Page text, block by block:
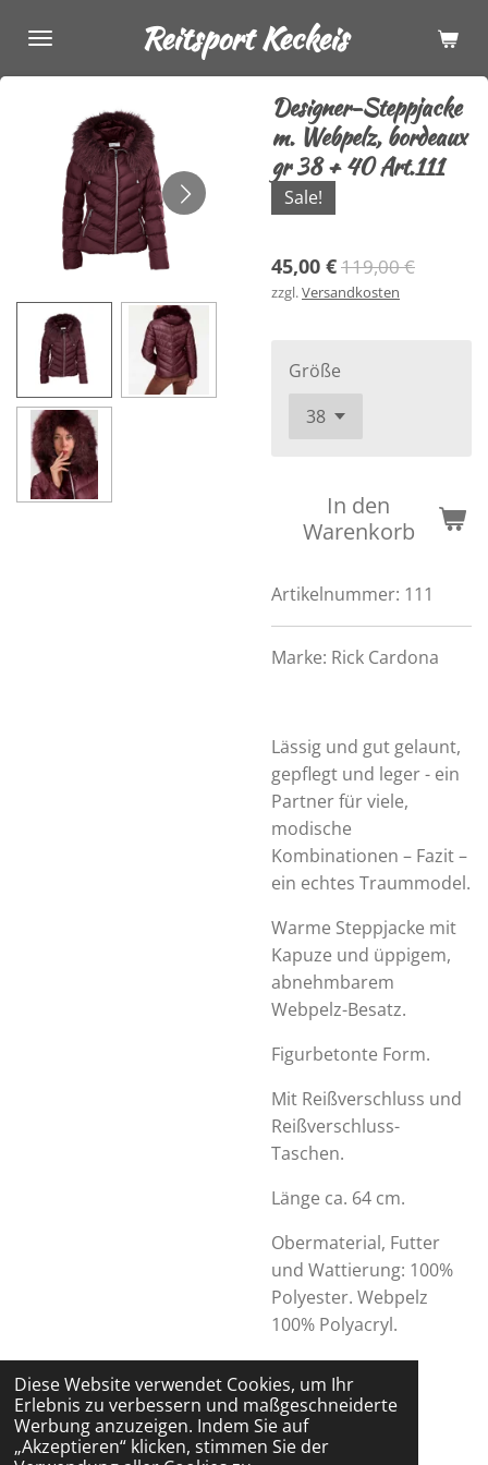
Diese Website verwendet Cookies, um Ihr
Erlebnis zu verbessern und maßgeschneiderte
Werbung anzuzeigen. Indem Sie auf
„Akzeptieren“ klicken, stimmen Sie der
Hauptinhalt
springen
Reitsport Keckeis
Designer-Steppjacke
m. Webpelz, bordeaux
gr 38 + 40 Art.111
Sale!
45,00 €119,00 €
zzgl.Versandkosten
Größe
In den
Warenkorb
Artikelnummer: 111
Marke: Rick Cardona
Lässig und gut gelaunt,
gepflegt und leger - ein
Partner für viele,
modische
Kombinationen – Fazit –
ein echtes Traummodel.
Warme Steppjacke mit
Kapuze und üppigem,
abnehmbarem
Webpelz-Besatz.
Figurbetonte Form.
Mit Reißverschluss und
Reißverschluss-
Taschen.
Länge ca. 64 cm.
Obermaterial, Futter
und Wattierung: 100%
Polyester. Webpelz
100% Polyacryl.